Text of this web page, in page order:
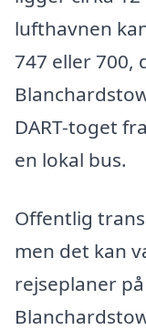
lufthavnen
747 eller
DART-toget
en lokal bus.
Offentlig
men det kan
rejseplaner